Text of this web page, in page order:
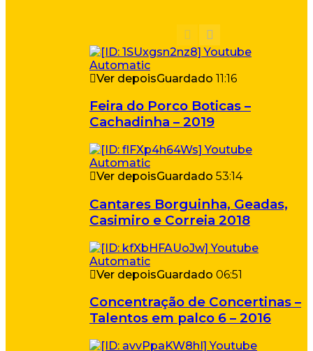
Ver depoisGuardado 11:16
Feira do Porco Boticas –
Cachadinha – 2019
Ver depoisGuardado 53:14
Cantares Borguinha, Geadas,
Casimiro e Correia 2018
Ver depoisGuardado 06:51
Concentração de Concertinas –
Talentos em palco 6 – 2016